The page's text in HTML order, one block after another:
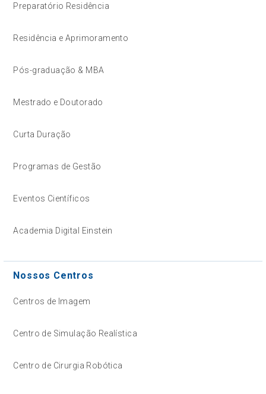
Preparatório Residência
Residência e Aprimoramento
Pós-graduação & MBA
Mestrado e Doutorado
Curta Duração
Programas de Gestão
Eventos Científicos
Academia Digital Einstein
Nossos Centros
Centros de Imagem
Centro de Simulação Realística
Centro de Cirurgia Robótica